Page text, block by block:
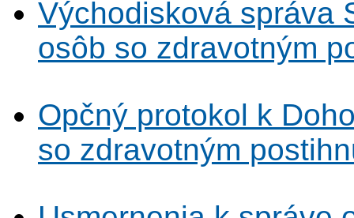
Východisková správa
osôb so zdravotným
Opčný protokol k
so zdravotným